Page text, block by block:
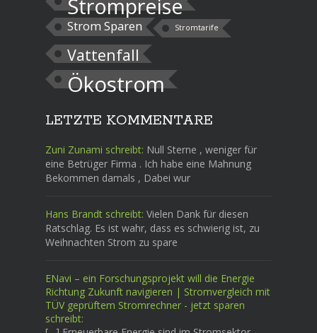
Strompreise
Strom Sparen Stromtarife
Vattenfall
Ökostrom
LETZTE KOMMENTARE
Zuni Zunami schreibt: Null Sterne , weniger für
eine Betrüger Firma . Ich habe eine Mahnung
Bekommen damals , Dabei wur
Hans Brandt schreibt: Vielen Dank für diesen
Ratschlag. Es ist wahr, dass es schwierig ist, zu
Weihnachten Strom zu spare
ENavi – ein Forschungsprojekt will die Energie
Richtung Zukunft navigieren | Stromvergleich mit
TÜV geprüftem Stromrechner - jetzt sparen
schreibt: